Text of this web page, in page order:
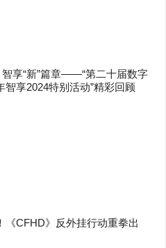
智享“新”篇章——“第二十届数字
智享2024特别活动”精彩回顾
《CFHD》反外挂行动重拳出